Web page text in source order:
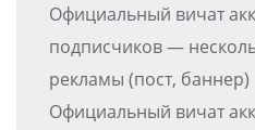
Официальный вичат
подписчиков —
рекламы (пост, баннер)
Официальный вичат